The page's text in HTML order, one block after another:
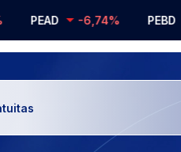
PEAD -6,74% PEBD